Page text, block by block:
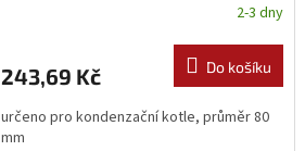
2-3 dny
243,69 Kč Do košíku
určeno pro kondenzační kotle, průměr 80
mm